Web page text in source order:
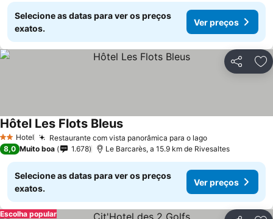
Selecione as datas para ver os preços
exatos.
Ver preços
Partilhar
2 Estrelas
Hotel Restaurante com vista panorâmica para o lago
Hôtel Les Flots Bleus
8,0 Muito boa 1.678 Le Barcarès, a 15.9 km de Rivesaltes
Selecione as datas para ver os preços
exatos.
Ver preços
Escolha popular